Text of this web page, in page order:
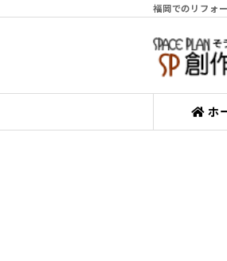
福岡でのリフォ
ホ